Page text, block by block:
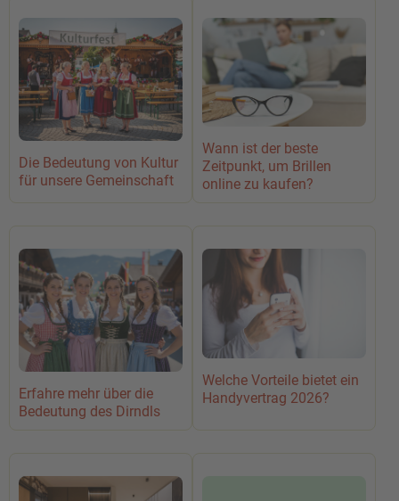
Die Bedeutung von Kultur
für unsere Gemeinschaft
Wann ist der beste
Zeitpunkt, um Brillen
online zu kaufen?
Erfahre mehr über die
Bedeutung des Dirndls
Welche Vorteile bietet ein
Handyvertrag 2026?